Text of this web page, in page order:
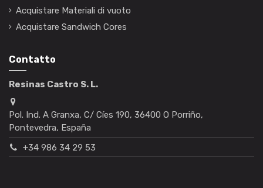
Acquistare Materiali di vuoto
Acquistare Sandwich Cores
Contatto
Resinas Castro S. L.
Pol. Ind. A Granxa, C/ Cíes 190, 36400 O Porriño,
Pontevedra, España
+34 986 34 29 53